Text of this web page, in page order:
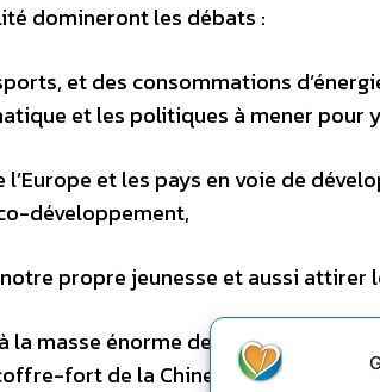
domineront les débats :
et des consommations
et les politiques à mener pour
et les pays en voie de
développement,
propre jeunesse et aussi attirer
la masse énorme de capitaux
fort de la Chine,